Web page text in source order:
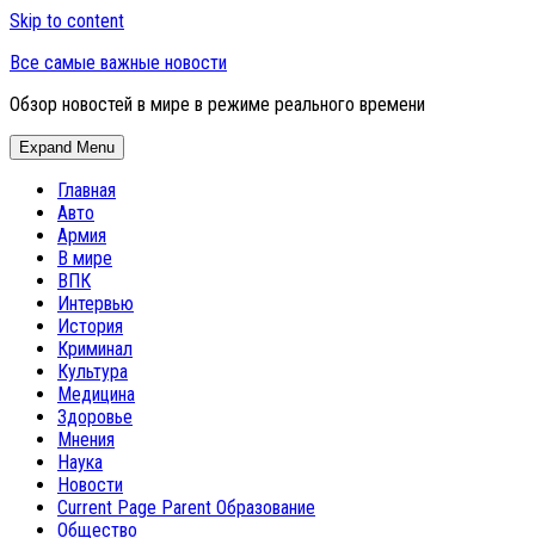
Skip to content
Все самые важные новости
Обзор новостей в мире в режиме реального времени
Expand Menu
Главная
Авто
Армия
В мире
ВПК
Интервью
История
Криминал
Культура
Медицина
Здоровье
Мнения
Наука
Новости
Current Page Parent Образование
Общество